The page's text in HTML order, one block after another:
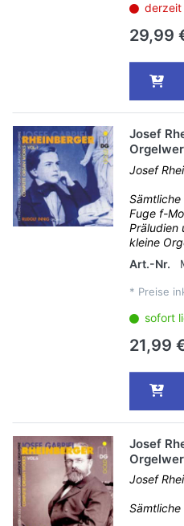
29,99
Josef
Josef
Sämtliche
Fuge f-
Präludien
kleine
Art.-Nr.
* Preise
sofort
21,99
Josef
Josef
Sämtliche